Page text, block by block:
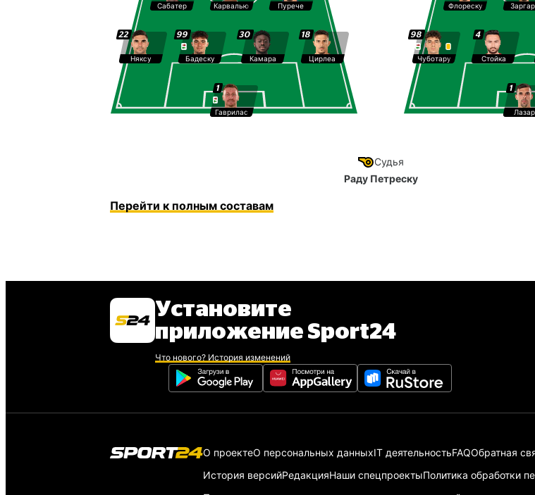
Пурече
Сабатер
18
Цирлеа
99
Бадеску
1
Гаврилас
30
Камара
Карвалью
22
Няксу
Флореску
1
Лазар
4
Стойка
98
Чуботару
Судья
Раду Петреску
Перейти к полным составам
Установите
приложение Sport24
Что нового? История изменений
О проектеО персональных данныхIT деятельностьFAQОбратная
История версийРедакцияНаши спецпроектыПолитика обработки